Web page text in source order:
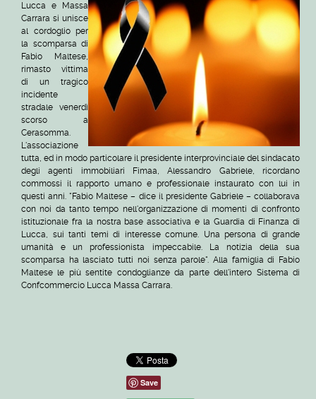
Lucca e Massa
Carrara si unisce
al cordoglio per
la scomparsa di
Fabio Maltese,
rimasto vittima
di un tragico
incidente
stradale venerdì
scorso a
Cerasomma.
L'associazione
tutta, ed in modo particolare il presidente interprovinciale del sindacato
degli agenti immobiliari Fimaa, Alessandro Gabriele, ricordano
commossi il rapporto umano e professionale instaurato con lui in
questi anni. "Fabio Maltese – dice il presidente Gabriele – collaborava
con noi da tanto tempo nell'organizzazione di momenti di confronto
istituzionale fra la nostra base associativa e la Guardia di Finanza di
Lucca, sui tanti temi di interesse comune. Una persona di grande
umanità e un professionista impeccabile. La notizia della sua
scomparsa ha lasciato tutti noi senza parole". Alla famiglia di Fabio
Maltese le più sentite condoglianze da parte dell'intero Sistema di
Confcommercio Lucca Massa Carrara.
Save